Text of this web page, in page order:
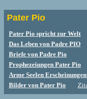
Pater Pio
Pater Pio spricht zur Welt
Das Leben von Padre PIO
Briefe von Padre Pio
Prophezeiungen Pater Pio
Arme Seelen
Bilder von Pater Pio